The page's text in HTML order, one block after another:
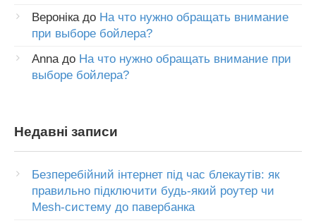
Веронікадо На что нужно обращать внимание
при выборе бойлера?
Annaдо На что нужно обращать внимание при
выборе бойлера?
Недавні записи
Безперебійний інтернет під час блекаутів: як
правильно підключити будь-який роутер чи
Mesh-систему до павербанка